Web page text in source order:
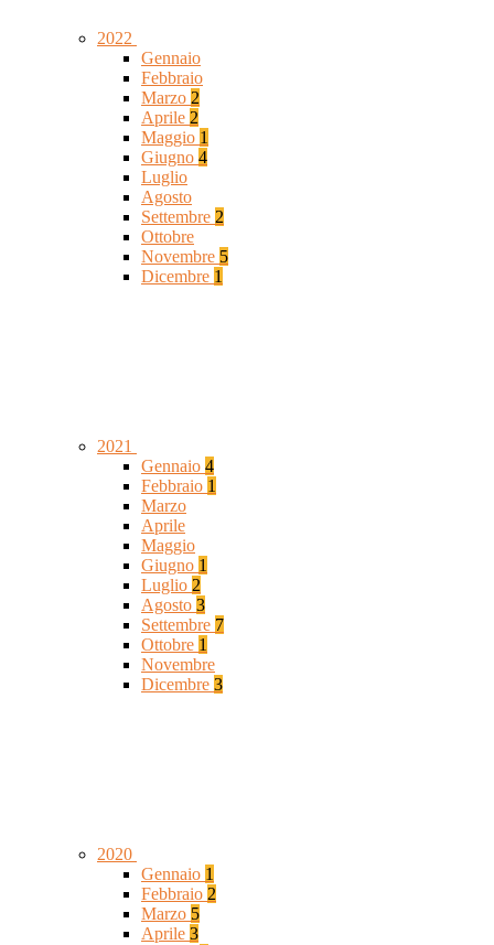
2022
Gennaio
Febbraio
Marzo 2
Aprile 2
Maggio 1
Giugno 4
Luglio
Agosto
Settembre 2
Ottobre
Novembre 5
Dicembre 1
2021
Gennaio 4
Febbraio 1
Marzo
Aprile
Maggio
Giugno 1
Luglio 2
Agosto 3
Settembre 7
Ottobre 1
Novembre
Dicembre 3
2020
Gennaio 1
Febbraio 2
Marzo 5
Aprile 3